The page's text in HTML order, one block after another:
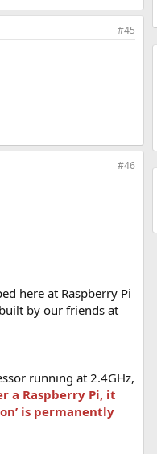
#45
#46
here at Raspberry Pi
by our friends at
running at 2.4GHz,
a Raspberry Pi, it
is permanently